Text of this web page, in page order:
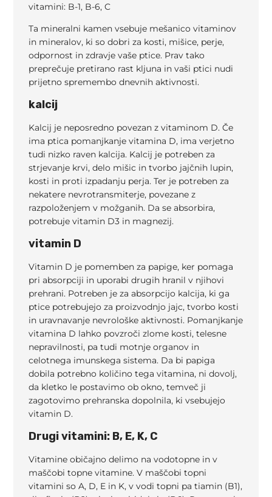
vitamini: B-1, B-6, C
Ta mineralni kamen vsebuje mešanico vitaminov
in mineralov, ki so dobri za kosti, mišice, perje,
odpornost in zdravje vaše ptice. Prav tako
preprečuje pretirano rast kljuna in vaši ptici nudi
prijetno spremembo dnevnih aktivnosti.
kalcij
Kalcij je neposredno povezan z vitaminom D. Če
ima ptica pomanjkanje vitamina D, ima verjetno
tudi nizko raven kalcija. Kalcij je potreben za
strjevanje krvi, delo mišic in tvorbo jajčnih lupin,
kosti in proti izpadanju perja. Ter je potreben za
nekatere nevrotransmiterje, povezane z
razpoloženjem v možganih. Da se absorbira,
potrebuje vitamin D3 in magnezij.
vitamin D
Vitamin D je pomemben za papige, ker pomaga
pri absorpciji in uporabi drugih hranil v njihovi
prehrani. Potreben je za absorpcijo kalcija, ki ga
ptice potrebujejo za proizvodnjo jajc, tvorbo kosti
in uravnavanje nevrološke aktivnosti. Pomanjkanje
vitamina D lahko povzroči zlome kosti, telesne
nepravilnosti, pa tudi motnje organov in
celotnega imunskega sistema. Da bi papiga
dobila potrebno količino tega vitamina, ni dovolj,
da kletko le postavimo ob okno, temveč ji
zagotovimo prehranska dopolnila, ki vsebujejo
vitamin D.
Drugi vitamini: B, E, K, C
Vitamine običajno delimo na vodotopne in v
maščobi topne vitamine. V maščobi topni
vitamini so A, D, E in K, v vodi topni pa tiamin (B1),